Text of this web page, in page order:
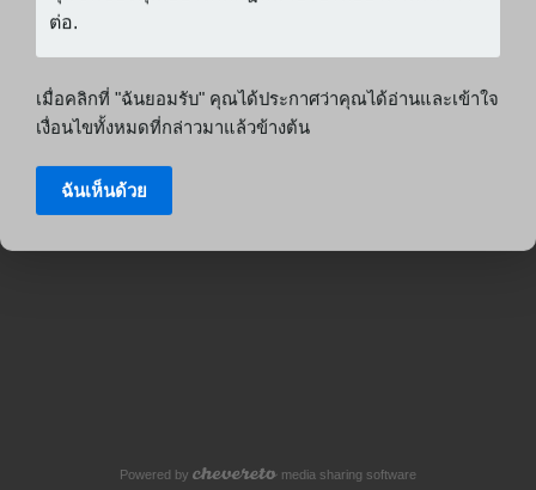
เมื่อคลิกที่ "ฉันยอมรับ" คุณได้ประกาศว่าคุณได้อ่านและเข้าใจ
เงื่อนไขทั้งหมดที่กล่าวมาแล้วข้างต้น
ฉันเห็นด้วย
Powered by media sharing software